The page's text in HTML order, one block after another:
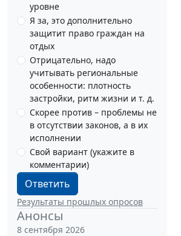
уровне
Я за, это дополнительно
защитит право граждан на
отдых
Отрицательно, надо
учитывать региональные
особенности: плотность
застройки, ритм жизни и т. д.
Скорее против – проблемы не
в отсутствии законов, а в их
исполнении
Свой вариант (укажите в
комментарии)
Ответить
Результаты прошлых опросов
Анонсы
8 сентября 2026